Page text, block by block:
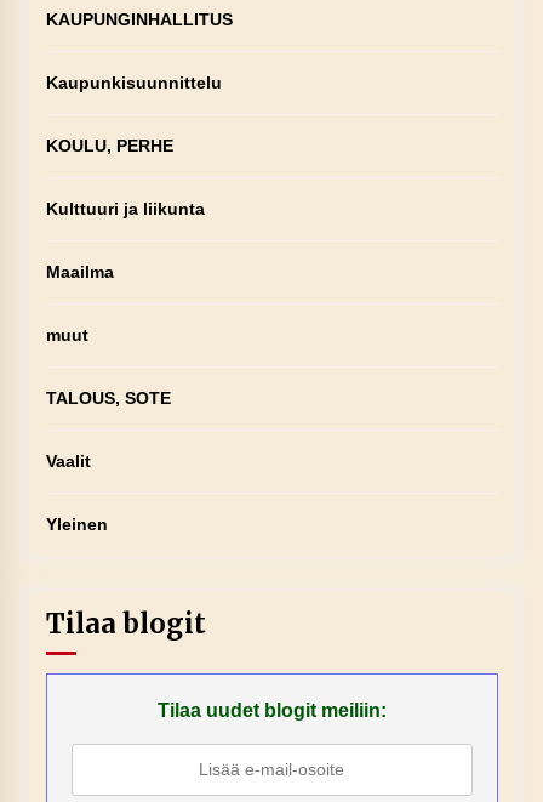
KAUPUNGINHALLITUS
Kaupunkisuunnittelu
KOULU, PERHE
Kulttuuri ja liikunta
Maailma
muut
TALOUS, SOTE
Vaalit
Yleinen
Tilaa blogit
Tilaa uudet blogit meiliin: